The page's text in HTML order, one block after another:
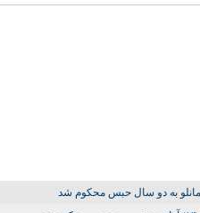
به دو سال حبس محکوم شد